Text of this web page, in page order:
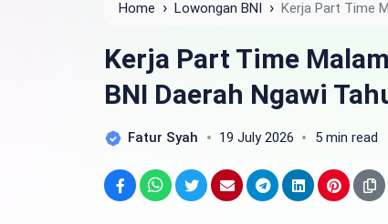
Home › Lowongan BNI › Kerja Part Time
Kerja Part Time
BNI Daerah Ngawi
Fatur Syah 19 July 2026 5 min read